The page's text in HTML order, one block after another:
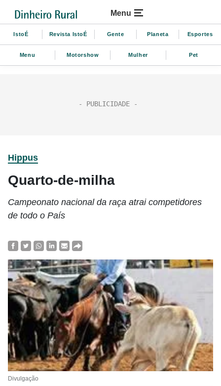
Menu
IstoÉ Revista IstoÉ Gente Planeta Esportes
Menu Motorshow Mulher Pet
Hippus
Quarto-de-milha
Campeonato nacional da raça atrai competidores
de todo o País
Divulgação